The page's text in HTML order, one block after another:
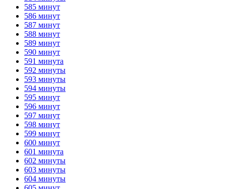
HANDY TIMERS
585 минут
586 минут
587 минут
588 минут
589 минут
590 минут
591 минута
592 минуты
593 минуты
594 минуты
595 минут
596 минут
597 минут
598 минут
599 минут
600 минут
601 минута
602 минуты
603 минуты
604 минуты